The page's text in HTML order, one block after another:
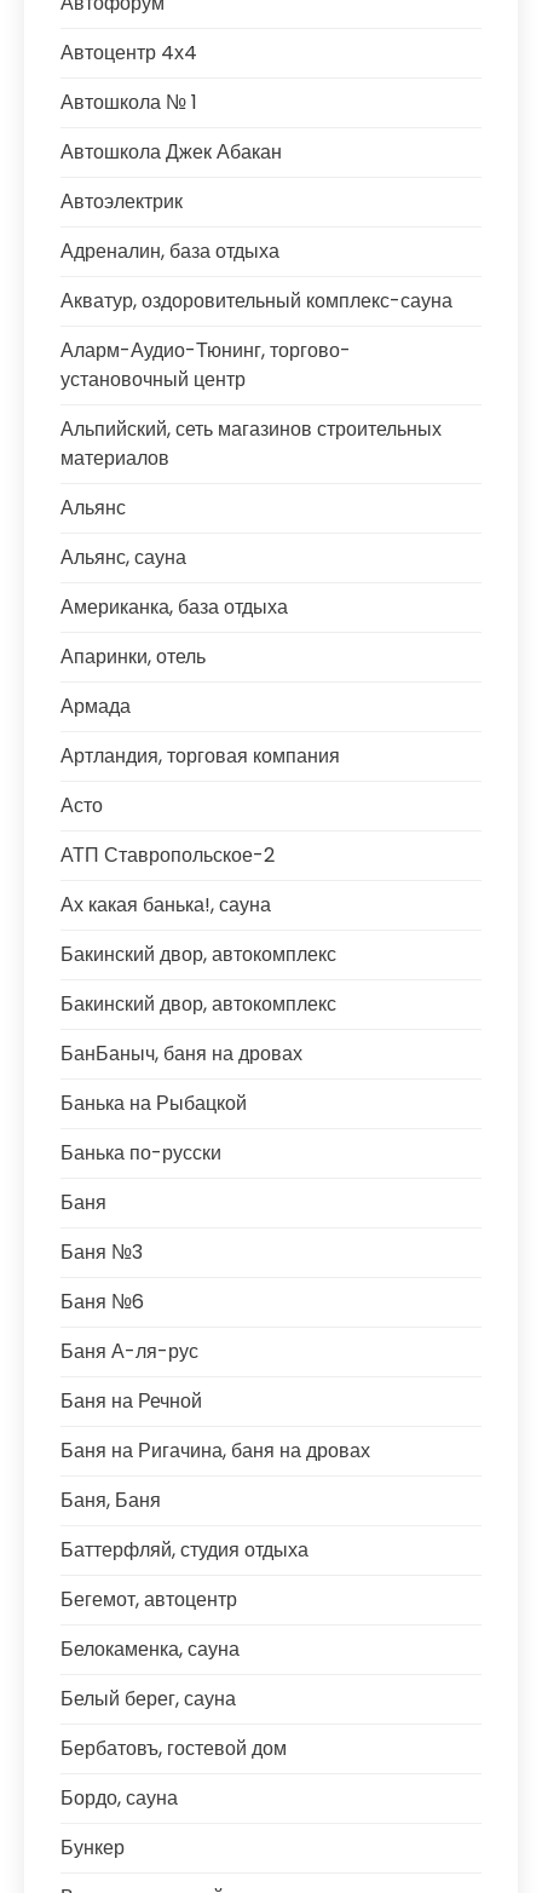
Автоцентр 4х4
Автошкола № 1
Автошкола Джек Абакан
Автоэлектрик
Адреналин, база отдыха
Акватур, оздоровительный комплекс-сауна
Аларм-Аудио-Тюнинг, торгово-
установочный центр
Альпийский, сеть магазинов строительных
материалов
Альянс
Альянс, сауна
Американка, база отдыха
Апаринки, отель
Армада
Артландия, торговая компания
Асто
АТП Ставропольское-2
Ах какая банька!, сауна
Бакинский двор, автокомплекс
Бакинский двор, автокомплекс
БанБаныч, баня на дровах
Банька на Рыбацкой
Банька по-русски
Баня
Баня №3
Баня №6
Баня А-ля-рус
Баня на Речной
Баня на Ригачина, баня на дровах
Баня, Баня
Баттерфляй, студия отдыха
Бегемот, автоцентр
Белокаменка, сауна
Белый берег, сауна
Бербатовъ, гостевой дом
Бордо, сауна
Бункер